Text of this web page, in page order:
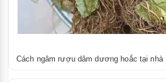
Cách ngâm rượu dâm dương hoắc tại nhà